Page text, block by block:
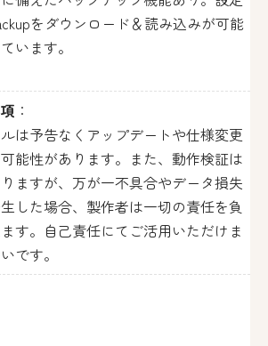
をダウンロード＆読み込みが可能
います。
：
は予告なくアップデートや仕様変更
能性があります。また、動作検証は
りますが、万が一不具合やデータ損失
した場合、製作者は一切の責任を負
す。自己責任にてご活用いただけま
です。